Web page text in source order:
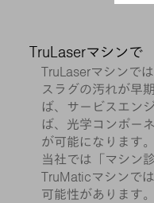
TruLaserマシンで
TruLaserマシンで
スラグの汚れが早
ば、サービスエン
ば、光学コンポー
が可能になります。
当社では「マシン
TruMaticマシンで
可能性があります